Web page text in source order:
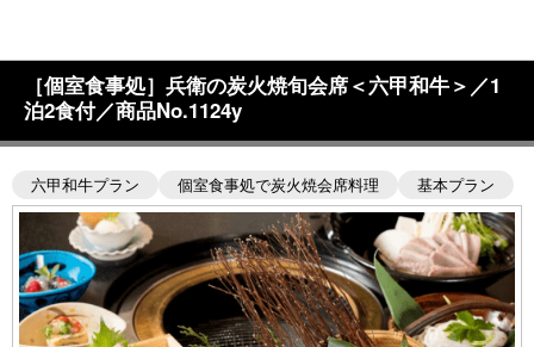
［個室食事処］兵衛の炭火焼旬会席＜六甲和牛＞／1
泊2食付／商品No.1124y
六甲和牛プラン 個室食事処で炭火焼会席料理 基本プラン